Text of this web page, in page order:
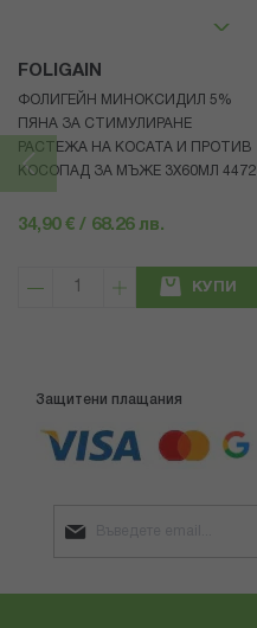
FOLIGAIN
ФОЛИГЕЙН МИНОКСИДИЛ 5%
ПЯНА ЗА СТИМУЛИРАНЕ
РАСТЕЖА НА КОСАТА И ПРОТИВ
КОСОПАД ЗА МЪЖЕ 3X60МЛ 4472
34,90 € / 68.26 лв.
КУПИ
Защитени плащания